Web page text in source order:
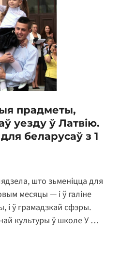
прадметы,
уезду ў Латвію.
беларусаў з 1
што зьменіцца для
месяцы — і ў галіне
і ў грамадзкай сфэры.
культуры ў школе У …